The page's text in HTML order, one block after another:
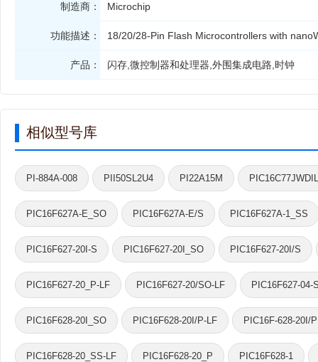
制造商：
功能描述：
产品：
Microchip
18/20/28-Pin Flash Microcontrollers with
闪存,微控制器和处理器,外围集成电路,时钟
相似型号库
PI-884A-008 PII50SL2U4 PI22A15M
PIC16F627A-E_SO PIC16F627A-E/S PIC16F627A-1_SS
PIC16F627-20I-S PIC16F627-20I_SO PIC16F627-20I/S
PIC16F627-20_P-LF PIC16F627-20/SO-LF PIC16F627-04-
PIC16F628-20I_SO PIC16F628-20I/P-LF PIC16F-628-20I/P
PIC16F628-20_SS-LF PIC16F628-20_P PIC16F628-1